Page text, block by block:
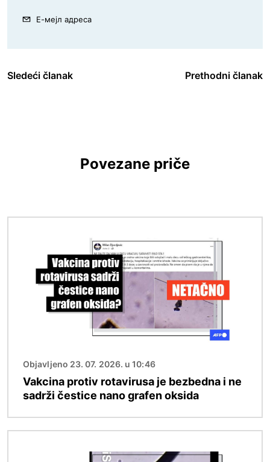
Е-мејл адреса
Sledeći članak Prethodni članak
Povezane priče
Objavljeno 23. 07. 2026. u 10:46
Vakcina protiv rotavirusa je bezbedna i ne
sadrži čestice nano grafen oksida